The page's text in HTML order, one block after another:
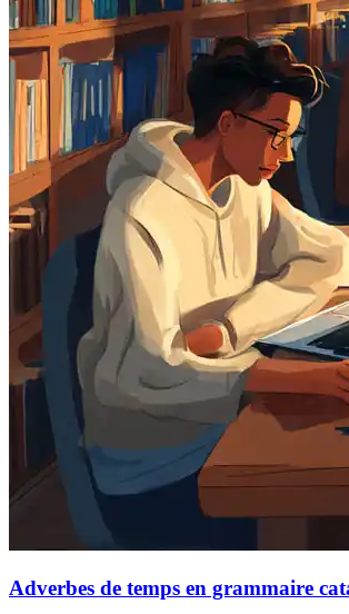
Adverbes de temps en grammaire